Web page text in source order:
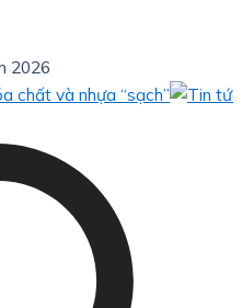
2026
và nhựa “sạch”